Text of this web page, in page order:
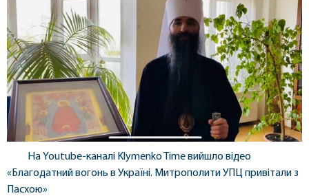
На Youtube-каналі Klymenko Time вийшло відео
«Благодатний вогонь в Україні. Митрополити УПЦ привітали з
Пасхою»